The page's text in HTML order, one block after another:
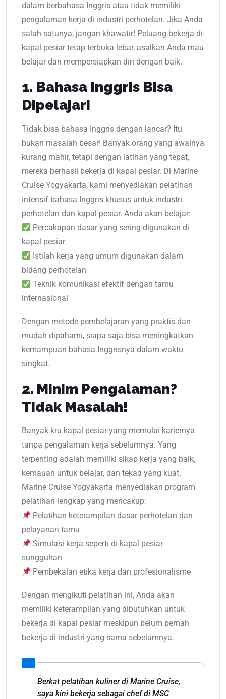
dalam berbahasa Inggris atau tidak memiliki
pengalaman kerja di industri perhotelan. Jika Anda
salah satunya, jangan khawatir! Peluang bekerja di
kapal pesiar tetap terbuka lebar, asalkan Anda mau
belajar dan mempersiapkan diri dengan baik.
1. Bahasa Inggris Bisa
Dipelajari
Tidak bisa bahasa Inggris dengan lancar? Itu
bukan masalah besar! Banyak orang yang awalnya
kurang mahir, tetapi dengan latihan yang tepat,
mereka berhasil bekerja di kapal pesiar. Di Marine
Cruise Yogyakarta, kami menyediakan pelatihan
intensif bahasa Inggris khusus untuk industri
perhotelan dan kapal pesiar. Anda akan belajar:
Percakapan dasar yang sering digunakan di
kapal pesiar
Istilah kerja yang umum digunakan dalam
bidang perhotelan
Teknik komunikasi efektif dengan tamu
internasional
Dengan metode pembelajaran yang praktis dan
mudah dipahami, siapa saja bisa meningkatkan
kemampuan bahasa Inggrisnya dalam waktu
singkat.
2. Minim Pengalaman?
Tidak Masalah!
Banyak kru kapal pesiar yang memulai kariernya
tanpa pengalaman kerja sebelumnya. Yang
terpenting adalah memiliki sikap kerja yang baik,
kemauan untuk belajar, dan tekad yang kuat.
Marine Cruise Yogyakarta menyediakan program
pelatihan lengkap yang mencakup:
Pelatihan keterampilan dasar perhotelan dan
pelayanan tamu
Simulasi kerja seperti di kapal pesiar
sungguhan
Pembekalan etika kerja dan profesionalisme
Dengan mengikuti pelatihan ini, Anda akan
memiliki keterampilan yang dibutuhkan untuk
bekerja di kapal pesiar meskipun belum pernah
bekerja di industri yang sama sebelumnya.
Berkat pelatihan kuliner di Marine Cruise,
saya kini bekerja sebagai chef di MSC